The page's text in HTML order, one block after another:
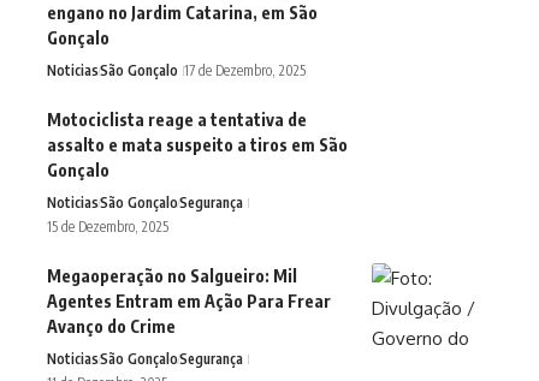
engano no Jardim Catarina, em São
Gonçalo
NoticiasSão Gonçalo 17 de Dezembro, 2025
Motociclista reage a tentativa de
assalto e mata suspeito a tiros em São
Gonçalo
NoticiasSão GonçaloSegurança
15 de Dezembro, 2025
Megaoperação no Salgueiro: Mil
Agentes Entram em Ação Para Frear
Avanço do Crime
NoticiasSão GonçaloSegurança